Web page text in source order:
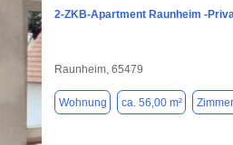
2-ZKB-Apartment Raunheim -
Raunheim, 65479
Wohnung ca. 56,00 m²